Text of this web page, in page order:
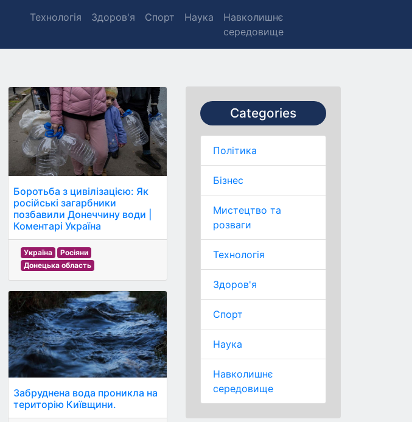
Технологія Здоров'я Спорт Наука
Навколишнє
середовище
Categories
Політика
Бізнес
Мистецтво та
розваги
Технологія
Здоров'я
Спорт
Наука
Навколишнє
середовище
Боротьба з цивілізацією: Як
російські загарбники
позбавили Донеччину води |
Коментарі Україна
Україна
Росіяни
Донецька область
Забруднена вода проникла на
територію Київщини.